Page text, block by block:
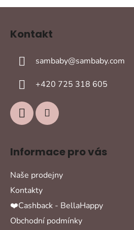
Kontakt
sambaby@sambaby.com
+420 725 318 605
Informace pro vás
Naše prodejny
Kontakty
❤️Cashback - BellaHappy
Obchodní podmínky